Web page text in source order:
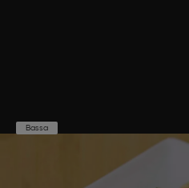
Bassa